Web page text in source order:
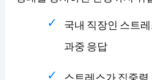
국내 직장인 스트
과중 응답